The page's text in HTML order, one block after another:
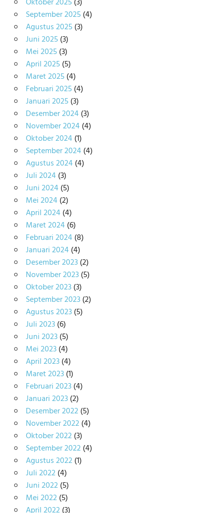
September 2025(4)
Agustus 2025(3)
Juni 2025(3)
Mei 2025(3)
April 2025(5)
Maret 2025(4)
Februari 2025(4)
Januari 2025(3)
Desember 2024(3)
November 2024(4)
Oktober 2024(1)
September 2024(4)
Agustus 2024(4)
Juli 2024(3)
Juni 2024(5)
Mei 2024(2)
April 2024(4)
Maret 2024(6)
Februari 2024(8)
Januari 2024(4)
Desember 2023(2)
November 2023(5)
Oktober 2023(3)
September 2023(2)
Agustus 2023(5)
Juli 2023(6)
Juni 2023(5)
Mei 2023(4)
April 2023(4)
Maret 2023(1)
Februari 2023(4)
Januari 2023(2)
Desember 2022(5)
November 2022(4)
Oktober 2022(3)
September 2022(4)
Agustus 2022(1)
Juli 2022(4)
Juni 2022(5)
Mei 2022(5)